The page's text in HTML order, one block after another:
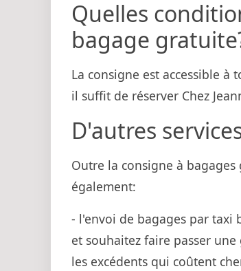
Quelles
bagage
La consigne est accessible
il suffit de réserver Chez
D'autres
Outre la consigne à
également:
- l'envoi de bagages par taxi
et souhaitez faire passer
les excédents qui coûtent